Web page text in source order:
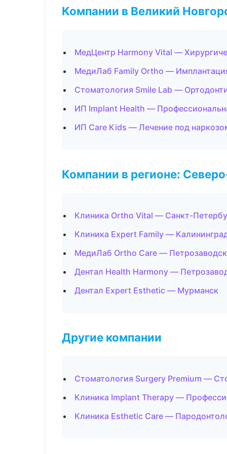
Компании в Великий
МедЦентр Harmony Vital —
МедиЛаб Family Ortho —
Стоматология Smile Lab —
ИП Implant Health —
ИП Care Kids — Лечение под
Компании в регионе:
Клиника Ortho Vital — Санкт-
Клиника Expert Family —
МедиЛаб Ortho Care — Петрозаводск
Дентал Health Harmony —
Дентал Expert Esthetic — Мурманск
Другие компании
Стоматология Surgery Premium —
Клиника Implant Therapy —
Клиника Esthetic Care —